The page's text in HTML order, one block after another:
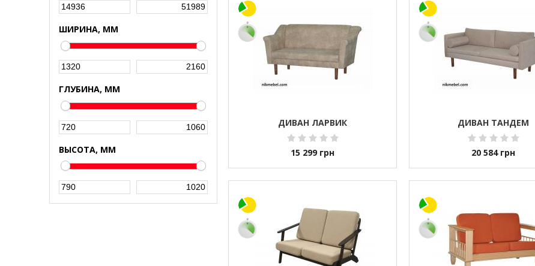
ШИРИНА, ММ
ГЛУБИНА, ММ
ВЫСОТА, ММ
ДИВАН ЛАРВИК
15 299 грн
ДИВАН ТАНДЕМ
20 584 грн